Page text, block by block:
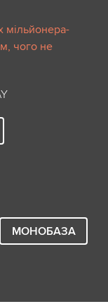
мільйонера-
чого не
МОНОБАЗА